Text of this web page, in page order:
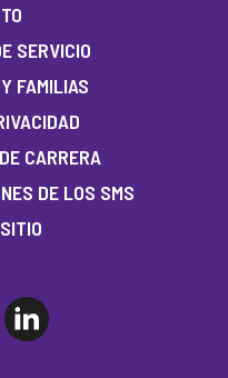
SERVICIO
FAMILIAS
CARRERA
DE LOS SMS